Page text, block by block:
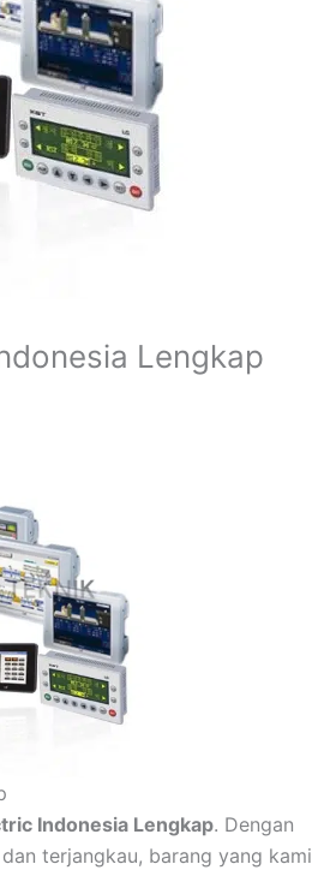
Lengkap
Indonesia Lengkap. Dengan
terjangkau, barang yang kami